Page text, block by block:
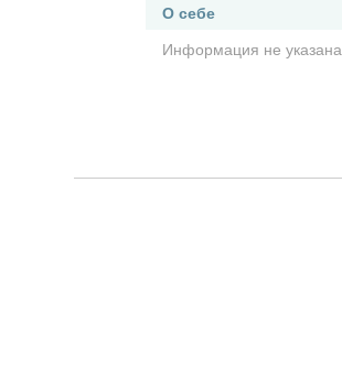
О себе
Информация не указана.